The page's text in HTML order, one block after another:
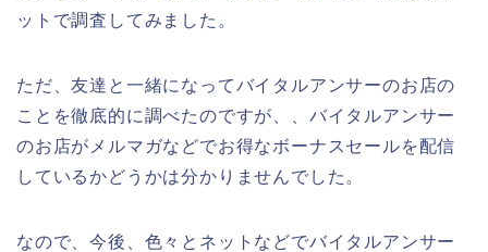
ットで調査してみました。
ただ、友達と一緒になってバイタルアンサーのお店の
ことを徹底的に調べたのですが、、バイタルアンサー
のお店がメルマガなどでお得なボーナスセールを配信
しているかどうかは分かりませんでした。
なので、今後、色々とネットなどでバイタルアンサー